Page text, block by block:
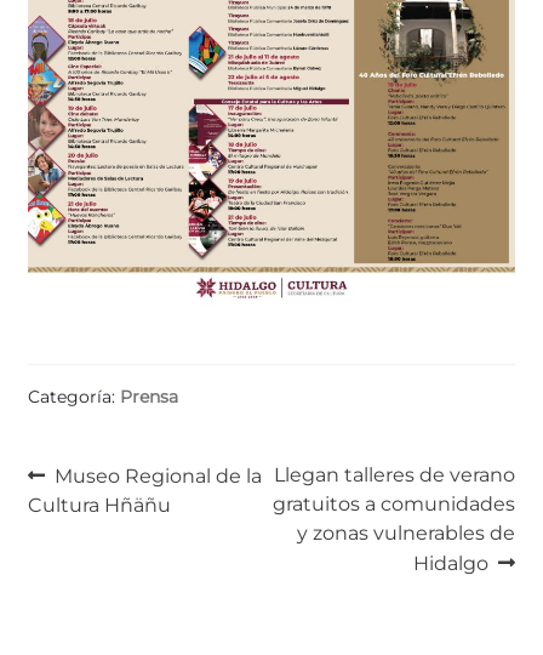
Categoría: Prensa
Navegación
de
Anterior:
Museo Regional de la
Cultura Hñäñu
Siguiente:
Llegan talleres de verano
gratuitos a comunidades
y zonas vulnerables de
Hidalgo